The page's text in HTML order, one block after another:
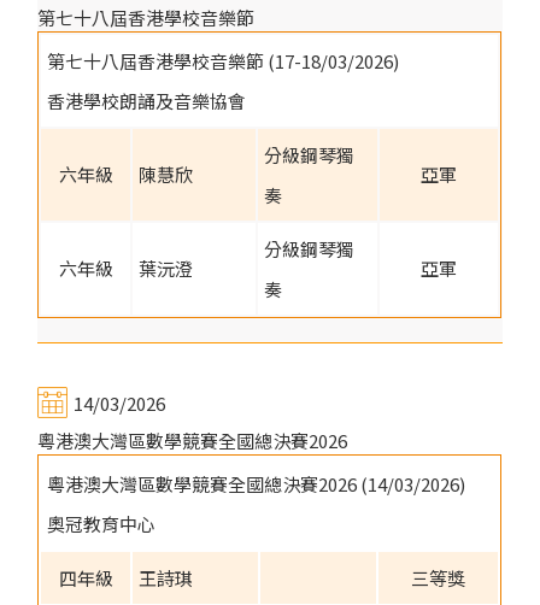
第七十八屆香港學校音樂節
第七十八屆香港學校音樂節 (17-18/03/2026)
香港學校朗誦及音樂協會
六年級 陳慧欣
分級鋼琴獨
奏
亞軍
六年級 葉沅澄
分級鋼琴獨
奏
亞軍
14/03/2026
粵港澳大灣區數學競賽全國總決賽2026
粵港澳大灣區數學競賽全國總決賽2026 (14/03/2026)
奧冠教育中心
四年級 王詩琪 三等獎